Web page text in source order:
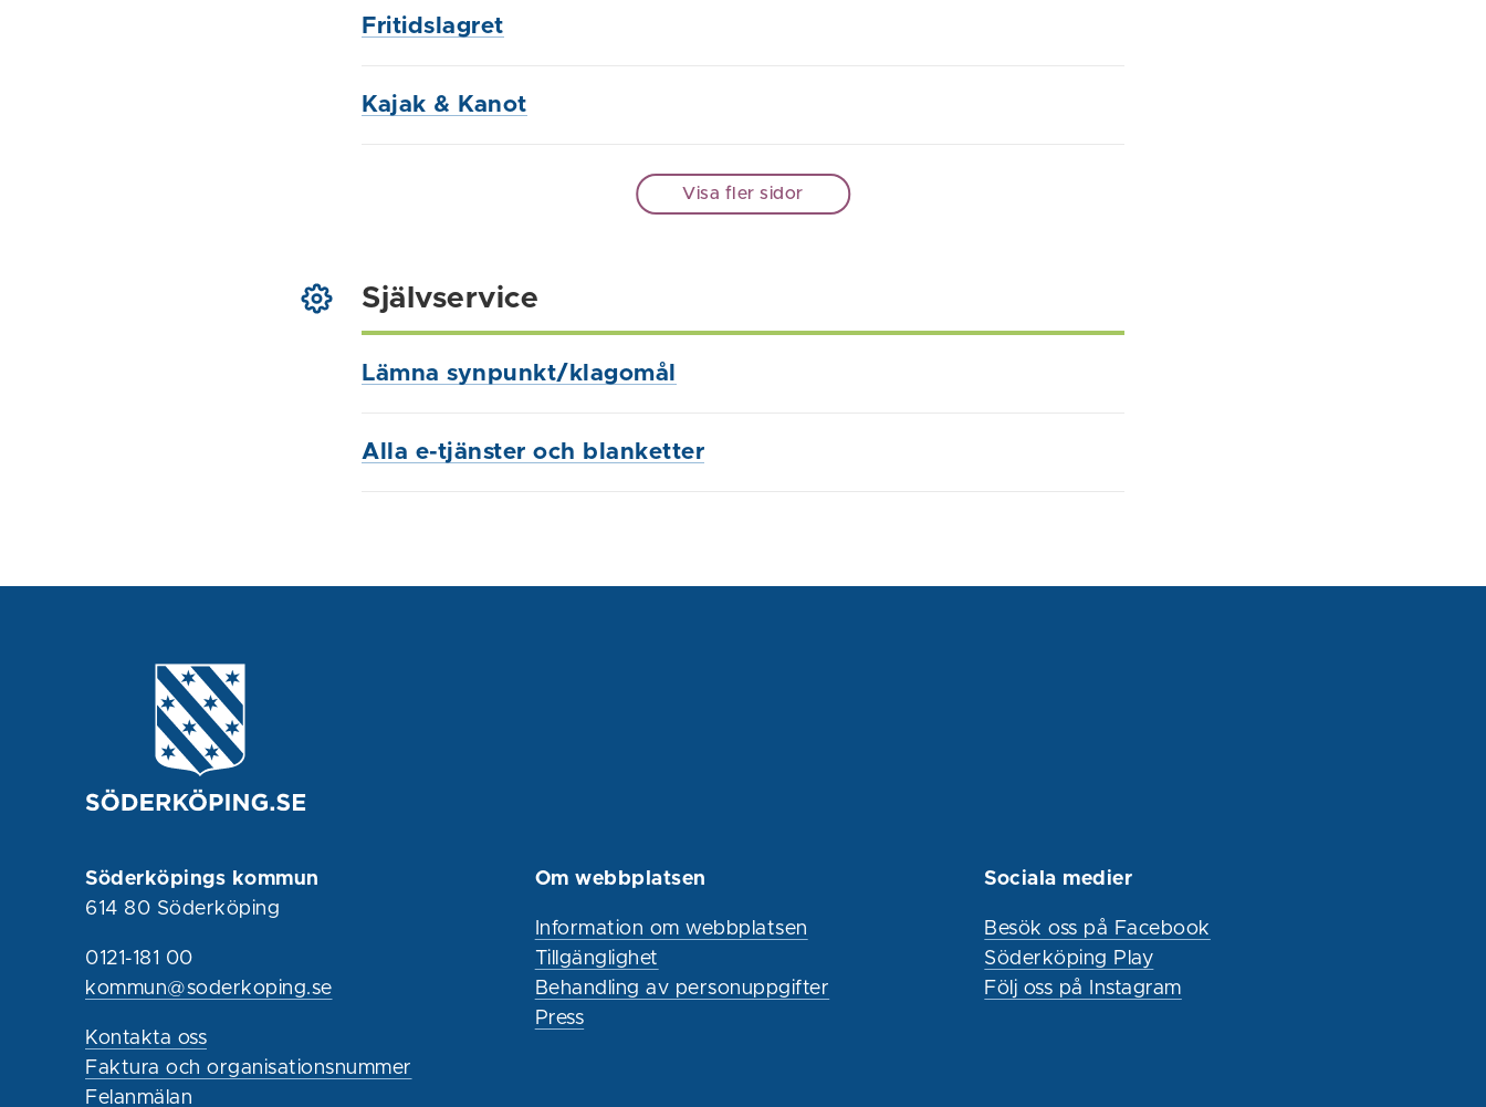
Fritidslagret
Kajak & Kanot
Visa fler sidor
Självservice
Lämna synpunkt/klagomål
Alla e-tjänster och blanketter
Söderköpings kommun
614 80 Söderköping
0121-181 00
kommun@soderkoping.se
Kontakta oss
Faktura och organisationsnummer
Felanmälan
Om webbplatsen
Information om webbplatsen
Tillgänglighet
Behandling av personuppgifter
Press
Sociala medier
Besök oss på Facebook
Söderköping Play
Följ oss på Instagram